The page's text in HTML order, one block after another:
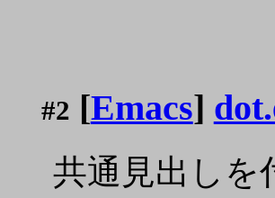
#2 [Emacs]
共通見出し